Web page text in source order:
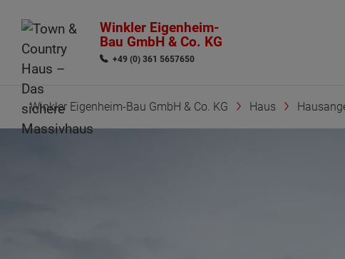
Winkler Eigenheim-
Bau GmbH & Co. KG
+49 (0) 361 5657650
Winkler Eigenheim-Bau GmbH & Co. KG Haus